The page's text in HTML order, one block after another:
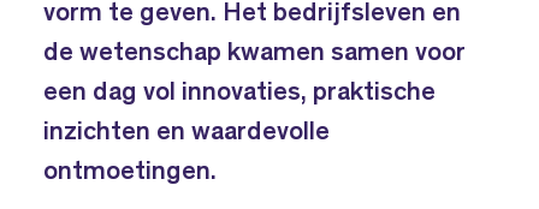
vorm te geven. Het bedrijfsleven en
de wetenschap kwamen samen voor
een dag vol innovaties, praktische
inzichten en waardevolle
ontmoetingen.